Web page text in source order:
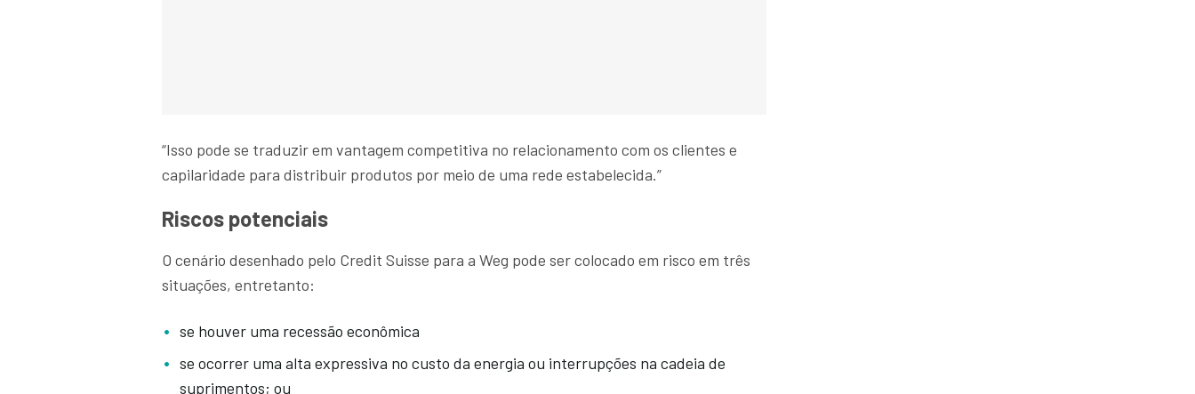
“Isso pode se traduzir em vantagem competitiva no relacionamento com os clientes e
capilaridade para distribuir produtos por meio de uma rede estabelecida.”
Riscos potenciais
O cenário desenhado pelo Credit Suisse para a Weg pode ser colocado em risco em três
situações, entretanto:
se houver uma recessão econômica
se ocorrer uma alta expressiva no custo da energia ou interrupções na cadeia de
suprimentos; ou